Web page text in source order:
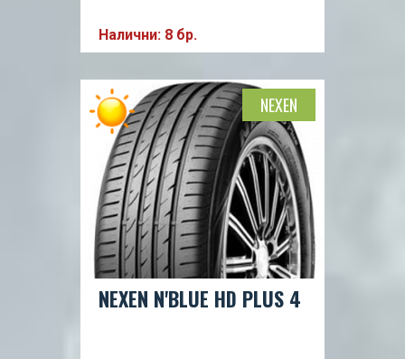
Налични: 8 бр.
NEXEN N'BLUE HD PLUS 4
NEXEN